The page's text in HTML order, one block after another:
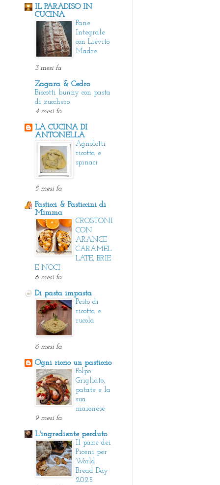
IL PARADISO IN
CUCINA
Pane
Integrale
con Lievito
Madre
3 mesi fa
Zagara & Cedro
Biscotti bunny con pasta
di zucchero
4 mesi fa
LA CUCINA DI
ANTONELLA
Agnolotti
ricotta e
spinaci
5 mesi fa
Pasticci & Pasticcini di
Mimma
CROSTONI
CON
ARANCE
CARAMEL
LATE, BRIE
E NOCI
6 mesi fa
Di pasta impasta
Pesto di
ricotta e
rucola
6 mesi fa
Ogni riccio un pasticcio
Polpo
Grigliato,
patate e la
sua
maionese
9 mesi fa
L'ingrediente perduto
Il pane dei
Piceni per
World
Bread Day
2025